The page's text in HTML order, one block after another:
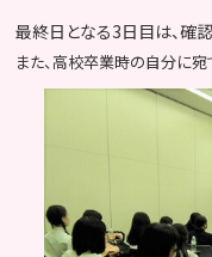
最終日となる3日目は、確
また、高校卒業時の自分に宛